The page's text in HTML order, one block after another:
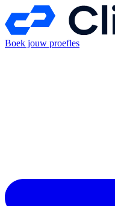
Boek jouw proefles